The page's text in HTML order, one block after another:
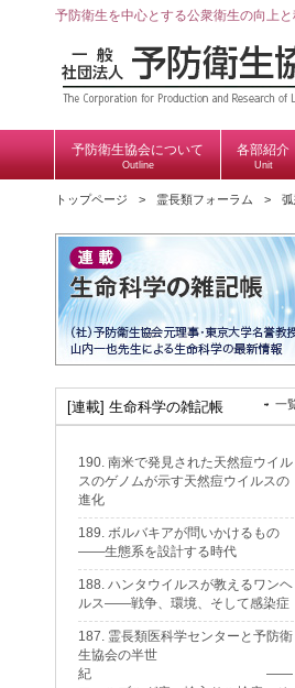
予防衛生を中心とする公衆衛生の向上
予防衛生協会について
Outline
各部紹介
Unit
トップページ 霊長類フォーラム
[連載] 生命科学の雑記帳 一
190. 南米で発見された天然痘ウイル
スのゲノムが示す天然痘ウイルスの
進化
189. ボルバキアが問いかけるもの
——生態系を設計する時代
188. ハンタウイルスが教えるワンヘ
ルス——戦争、環境、そして感染症
187. 霊長類医科学センターと予防衛
生協会の半世
紀 ——